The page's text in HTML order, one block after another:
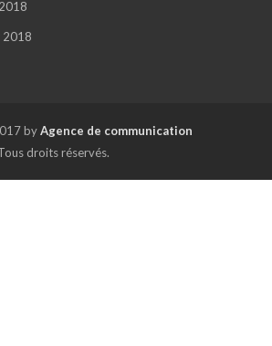
2018
byAgence de communication
droits réservés.